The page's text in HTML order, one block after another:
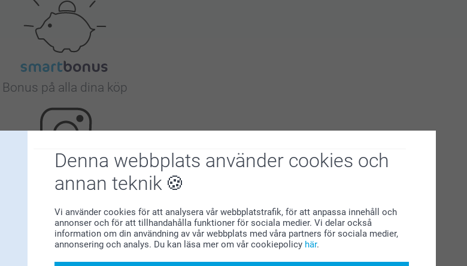
Denna webbplats använder cookies och
annan teknik
Vi använder cookies för att analysera vår webbplatstrafik, för att anpassa innehåll och
annonser och för att tillhandahålla funktioner för sociala medier. Vi delar också
information om din användning av vår webbplats med våra partners för sociala medier,
annonsering och analys. Du kan läsa mer om vår cookiepolicy här.
Bonus på alla dina köp
Letar du efter inspiration?